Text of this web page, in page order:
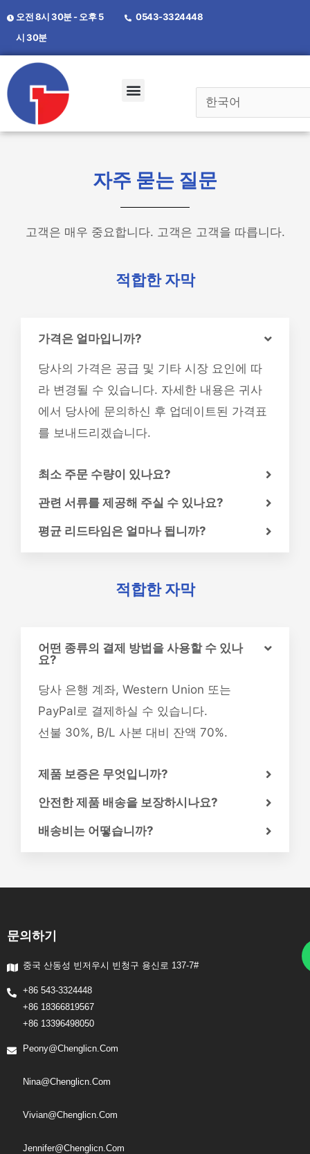
오전 8시 30분 - 오후 5
시 30분
0543-3324448
자주 묻는 질문
고객은 매우 중요합니다. 고객은 고객을 따릅니다.
적합한 자막
가격은 얼마입니까?
당사의 가격은 공급 및 기타 시장 요인에 따
라 변경될 수 있습니다. 자세한 내용은 귀사
에서 당사에 문의하신 후 업데이트된 가격표
를 보내드리겠습니다.
최소 주문 수량이 있나요?
관련 서류를 제공해 주실 수 있나요?
평균 리드타임은 얼마나 됩니까?
적합한 자막
어떤 종류의 결제 방법을 사용할 수 있나
요?
당사 은행 계좌, Western Union 또는
PayPal로 결제하실 수 있습니다.
선불 30%, B/L 사본 대비 잔액 70%.
제품 보증은 무엇입니까?
안전한 제품 배송을 보장하시나요?
배송비는 어떻습니까?
문의하기
중국 산동성 빈저우시 빈청구 용신로 137-7#
+86 543-3324448
+86 18366819567
+86 13396498050
Peony@chenglicn.com
Nina@chenglicn.com
Vivian@chenglicn.com
Jennifer@chenglicn.com